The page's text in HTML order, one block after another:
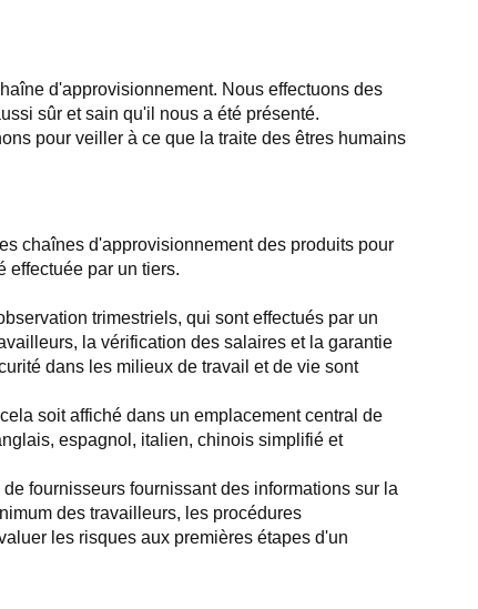
d'approvisionnement. Nous effectuons des
sûr et sain qu'il nous a été présenté.
pour veiller à ce que la traite des êtres humains
chaînes d'approvisionnement des produits pour
effectuée par un tiers.
trimestriels, qui sont effectués par un
la vérification des salaires et la garantie
dans les milieux de travail et de vie sont
soit affiché dans un emplacement central de
espagnol, italien, chinois simplifié et
fournisseurs fournissant des informations sur la
des travailleurs, les procédures
les risques aux premières étapes d'un